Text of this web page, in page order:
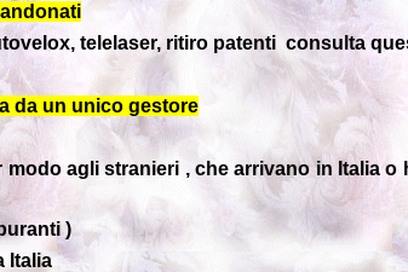
telelaser, ritiro patenti consulta
da un unico gestore
agli stranieri , che arrivano in Italia o
)
Italia